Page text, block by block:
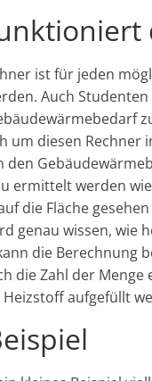
ist für jeden
Auch
um diesen Rechner
den
ermittelt werden
die Fläche
genau wissen, wie
die Berechnung
die Zahl der
aufgefüllt